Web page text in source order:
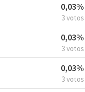
0,03%
3 votos
0,03%
3 votos
0,03%
3 votos